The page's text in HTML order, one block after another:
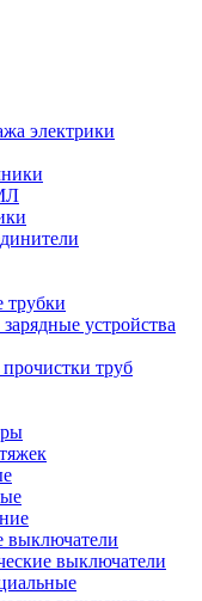
электрики
трубки
устройства
труб
выключатели
выключатели